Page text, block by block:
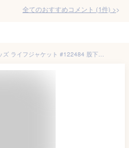
全てのおすすめコメント (1件) >
フローティングベスト 子供 JLJ キッズ ライフジャケット #122484 股下ベルト付きで安心【ジュニア/男の子/女の子/幼児/園児/小学生/海/川遊び/レジャー/プール/釣り/シュノーケリング/シュノーケル】